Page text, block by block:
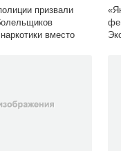
призвали
вместо